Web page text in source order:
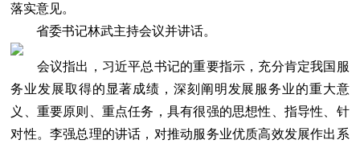
落实意见。
省委书记林武主持会议并讲话。
会议指出，习近平总书记的重要指示，充分肯定我国服
务业发展取得的显著成绩，深刻阐明发展服务业的重大意
义、重要原则、重点任务，具有很强的思想性、指导性、针
对性。李强总理的讲话，对推动服务业优质高效发展作出系